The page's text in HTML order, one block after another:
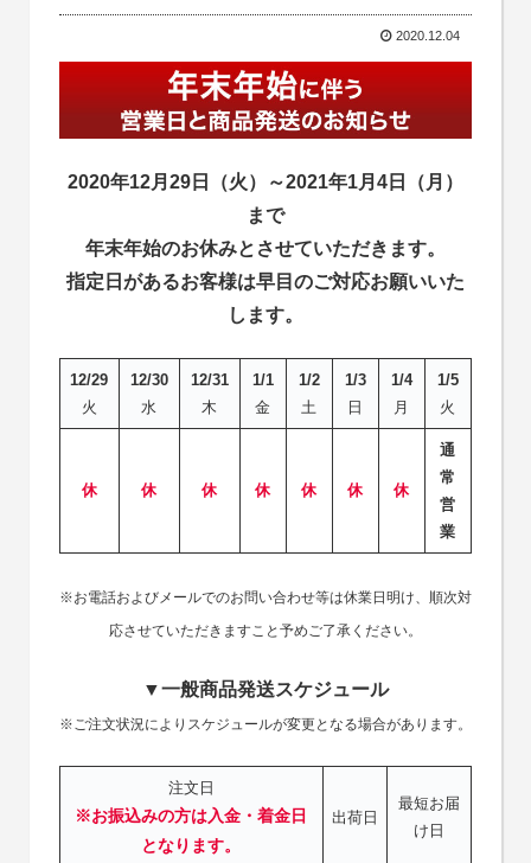
2020.12.04
2020年12月29日（火）～2021年1月4日（月）
まで
年末年始のお休みとさせていただきます。
指定日があるお客様は早目のご対応お願いいた
します。
12/29
火
12/30
水
12/31
木
1/1
金
1/2
土
1/3
日
1/4
月
1/5
火
休 休 休 休 休 休 休
通
常
営
業
※お電話およびメールでのお問い合わせ等は休業日明け、順次対
応させていただきますこと予めご了承ください。
▼一般商品発送スケジュール
※ご注文状況によりスケジュールが変更となる場合があります。
注文日
※お振込みの方は入金・着金日
となります。
出荷日
最短お届
け日